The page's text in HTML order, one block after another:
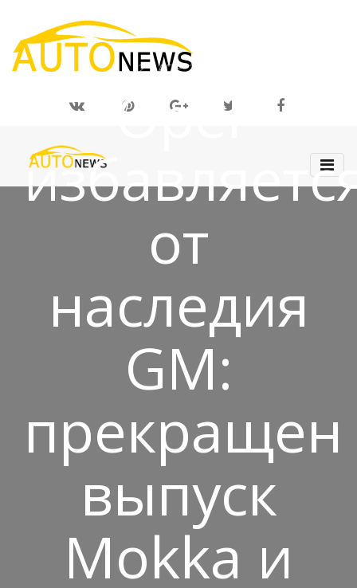
23 АПР 2019
Opel
от
наследия
GM:
прекращен
выпуск
Mokka и